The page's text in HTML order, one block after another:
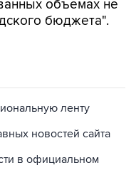
новостей сайта
в официальном